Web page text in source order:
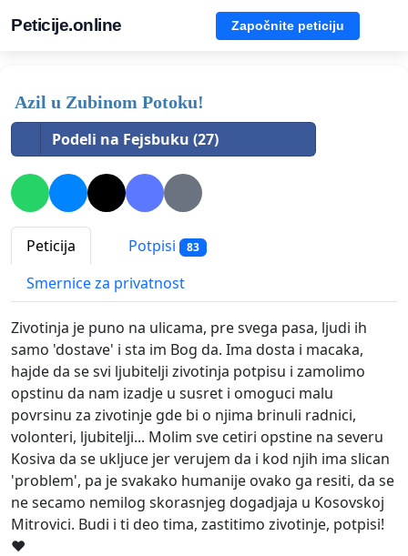
Peticije.online Započnite peticiju
Azil u Zubinom Potoku!
Podeli na Fejsbuku (27)
Peticija Potpisi 83
Smernice za privatnost
Zivotinja je puno na ulicama, pre svega pasa, ljudi ih
samo 'dostave' i sta im Bog da. Ima dosta i macaka,
hajde da se svi ljubitelji zivotinja potpisu i zamolimo
opstinu da nam izadje u susret i omoguci malu
povrsinu za zivotinje gde bi o njima brinuli radnici,
volonteri, ljubitelji... Molim sve cetiri opstine na severu
Kosiva da se ukljuce jer verujem da i kod njih ima slican
'problem', pa je svakako humanije ovako ga resiti, da se
ne secamo nemilog skorasnjeg dogadjaja u Kosovskoj
Mitrovici. Budi i ti deo tima, zastitimo zivotinje, potpisi!
❤